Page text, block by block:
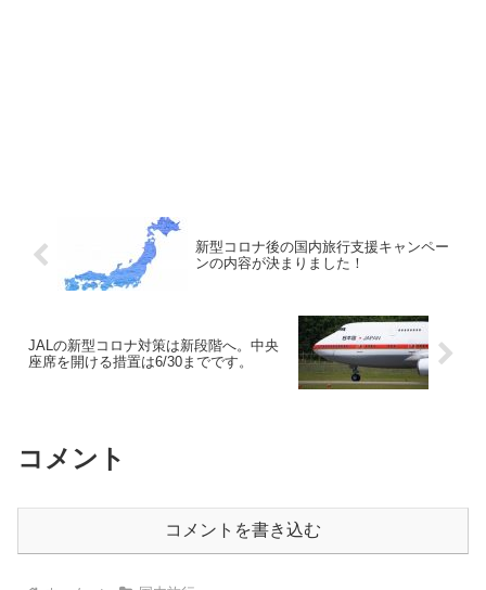
新型コロナ後の国内旅行支援キャンペー
ンの内容が決まりました！
JALの新型コロナ対策は新段階へ。中央
座席を開ける措置は6/30までです。
コメント
コメントを書き込む